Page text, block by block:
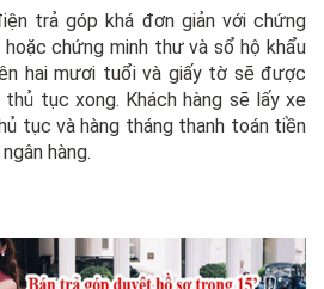
trả góp khá đơn giản với chứng
chứng minh thư và sổ hộ khẩu
hai mươi tuổi và giấy tờ sẽ được
tục xong. Khách hàng sẽ lấy xe
tục và hàng tháng thanh toán tiền
hàng.